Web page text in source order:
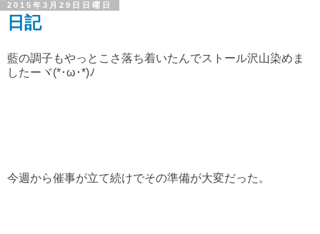
2015年3月29日日曜日
日記
藍の調子もやっとこさ落ち着いたんでストール沢山染めま
したーヾ(*･ω･*)ﾉ
今週から催事が立て続けでその準備が大変だった。